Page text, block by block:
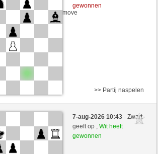
side + 0 seconds/move
ranglijst
gewonnen
(1424) (+16)
side + 1 seconds/move
>> Partij naspelen
7-aug-2026 10:43- Zwart
geeft op ,Wit heeft
gewonnen